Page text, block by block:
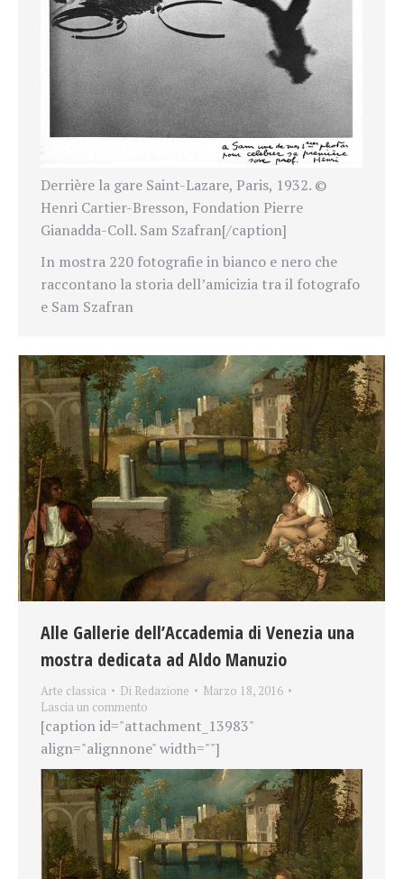
Derrière la gare Saint-Lazare, Paris, 1932. ©
Henri Cartier-Bresson, Fondation Pierre
Gianadda-Coll. Sam Szafran[/caption]
In mostra 220 fotografie in bianco e nero che
raccontano la storia dell’amicizia tra il fotografo
e Sam Szafran
Alle Gallerie dell’Accademia di Venezia una
mostra dedicata ad Aldo Manuzio
Arte classica Di Redazione
Marzo 18, 2016
Lascia un commento
[caption id="attachment_13983"
align="alignnone" width=""]